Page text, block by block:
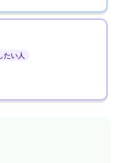
たい人